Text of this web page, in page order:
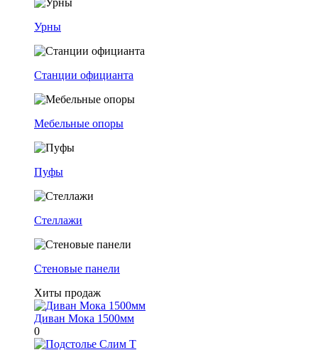
Урны
Станции официанта
Мебельные опоры
Пуфы
Стеллажи
Стеновые панели
Хиты продаж
Диван Мока 1500мм
0